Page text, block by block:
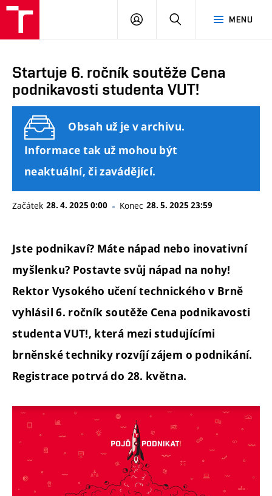
Brno
MENU
PŘIHLÁSIT
Startuje 6. ročník soutěže Cena
podnikavosti studenta VUT!
Obsah už je v archivu.
Informace tak už mohou být
neaktuální, či zavádějící.
Začátek 28. 4. 2025 0:00 Konec 28. 5. 2025 23:59
Jste podnikaví? Máte nápad nebo inovativní
myšlenku? Postavte svůj nápad na nohy!
Rektor Vysokého učení technického v Brně
vyhlásil 6. ročník soutěže Cena podnikavosti
studenta VUT!, která mezi studujícími
brněnské techniky rozvíjí zájem o podnikání.
Registrace potrvá do 28. května.